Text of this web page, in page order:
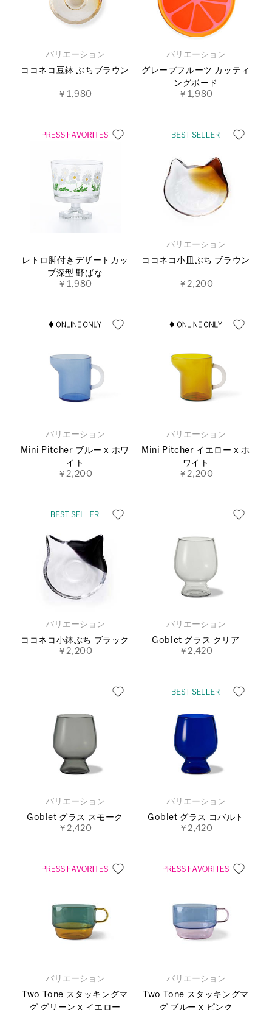
バリエーション
ココネコ豆鉢 ぶちブラウン
￥1,980
バリエーション
グレープフルーツ カッティ
ングボード
￥1,980
レトロ脚付きデザートカッ
プ深型 野ばな
￥1,980
バリエーション
ココネコ小皿ぶち ブラウン
￥2,200
バリエーション
Mini Pitcher ブルー x ホワ
イト
￥2,200
バリエーション
Mini Pitcher イエロー x ホ
ワイト
￥2,200
バリエーション
ココネコ小鉢ぶち ブラック
￥2,200
バリエーション
Goblet グラス クリア
￥2,420
バリエーション
Goblet グラス スモーク
￥2,420
バリエーション
Goblet グラス コバルト
￥2,420
バリエーション
Two Tone スタッキングマ
グ グリーン x イエロー
バリエーション
Two Tone スタッキングマ
グ ブルー x ピンク